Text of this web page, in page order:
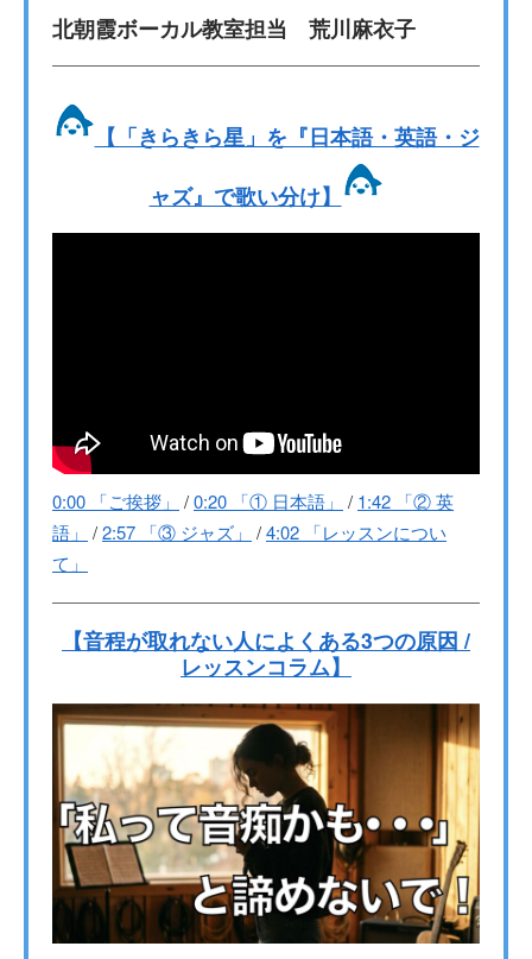
北朝霞ボーカル教室担当 荒川麻衣子
【「きらきら星」を『日本語・英語・ジ
ャズ』で歌い分け】
0:00 「ご挨拶」 /0:20 「① 日本語」 / 1:42 「② 英
語」
/2:57 「③ ジャズ」 /4:02 「レッスンについ
て」
【音程が取れない人によくある3つの原因 /
レッスンコラム】